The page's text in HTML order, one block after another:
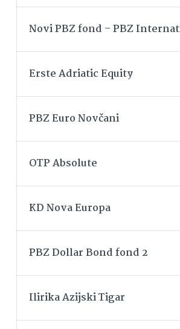
Novi PBZ fond – PBZ
Erste Adriatic Equity
PBZ Euro Novčani
OTP Absolute
KD Nova Europa
PBZ Dollar Bond fond 2
Ilirika Azijski Tigar